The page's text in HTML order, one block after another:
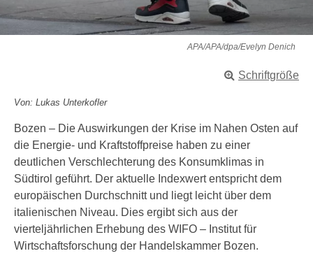
APA/APA/dpa/Evelyn Denich
Schriftgröße
Von: Lukas Unterkofler
Bozen – Die Auswirkungen der Krise im Nahen Osten auf
die Energie- und Kraftstoffpreise haben zu einer
deutlichen Verschlechterung des Konsumklimas in
Südtirol geführt. Der aktuelle Indexwert entspricht dem
europäischen Durchschnitt und liegt leicht über dem
italienischen Niveau. Dies ergibt sich aus der
vierteljährlichen Erhebung des WIFO – Institut für
Wirtschaftsforschung der Handelskammer Bozen.